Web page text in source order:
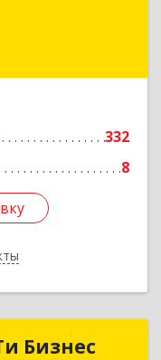
332
8
Анапский р-н,
Подробнее
Бизнес
Бизнес